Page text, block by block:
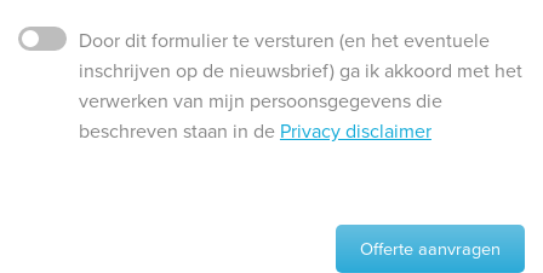
Door dit formulier te versturen (en het eventuele
inschrijven op de nieuwsbrief) ga ik akkoord met het
verwerken van mijn persoonsgegevens die
beschreven staan in de Privacy disclaimer
Offerte aanvragen